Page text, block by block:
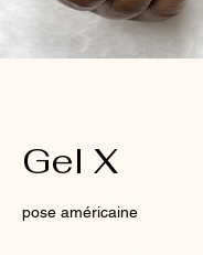
Gel X
pose américaine